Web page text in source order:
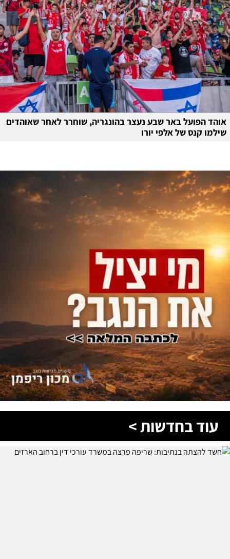
אוהד הפועל באר שבע נעצר בהונגריה, שוחרר לאחר שאוהדים
שילמו קנס של אלפי יורו
עוד בחדשות >